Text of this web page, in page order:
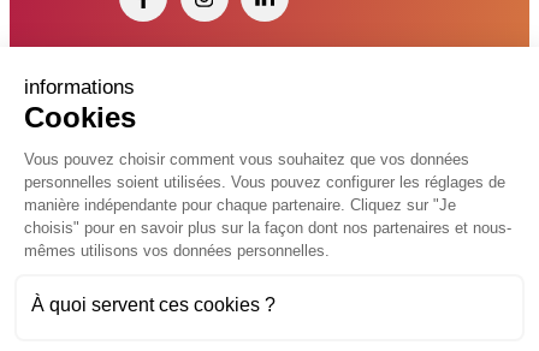
informations
Cookies
Vous pouvez choisir comment vous souhaitez que vos données
personnelles soient utilisées. Vous pouvez configurer les réglages de
manière indépendante pour chaque partenaire. Cliquez sur "Je
choisis" pour en savoir plus sur la façon dont nos partenaires et nous-
mêmes utilisons vos données personnelles.
À quoi servent ces cookies ?
Financé par France Relance et par l'Union
Européenne
© 2026 Ville de Kingersheim
Accessibilité Mentions légales
Politiques de confidentialité
Charte de modération sur les réseaux sociaux
ville !
Participer, s’engager
Contacter un service